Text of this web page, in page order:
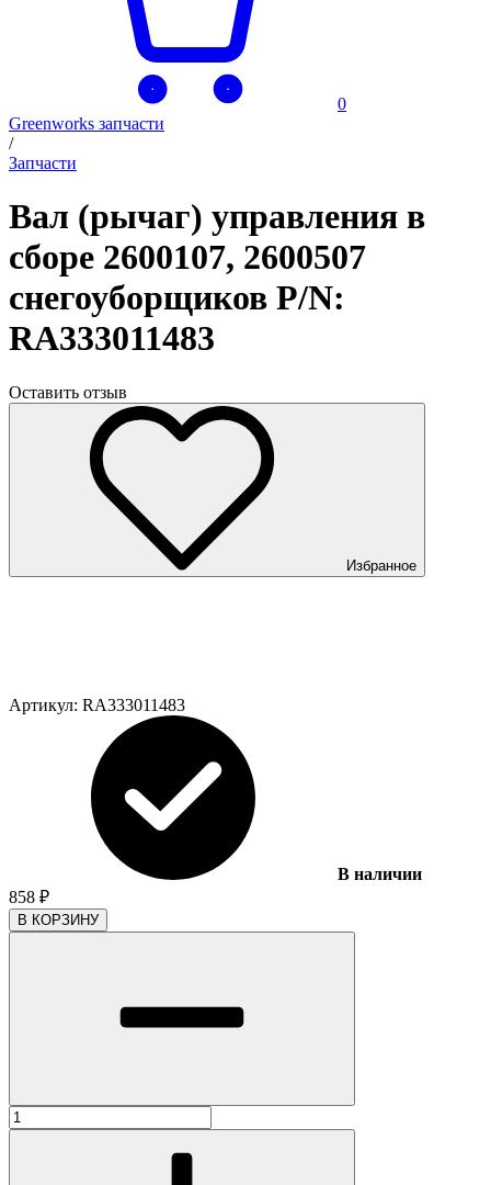
0
Greenworks запчасти
/
Запчасти
Вал (рычаг) управления в
сборе 2600107, 2600507
снегоуборщиков P/N:
RA333011483
Оставить отзыв
Избранное
Артикул: RA333011483
В наличии
858 ₽
В КОРЗИНУ